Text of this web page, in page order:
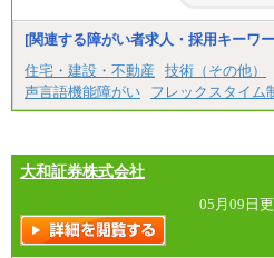
[関連する障がい者求人・採用キーワ
住宅・建設・不動産
技術（その他）
声言語機能障がい
フレックスタイム
大和証券株式会社
05月09日